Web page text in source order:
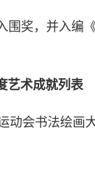
围奖，并入编
艺术成就列表
动会书法绘画